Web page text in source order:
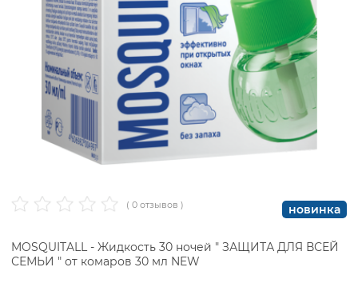
( 0 отзывов ) новинка
MOSQUITALL - Жидкость 30 ночей " ЗАЩИТА ДЛЯ ВСЕЙ
СЕМЬИ " от комаров 30 мл NEW